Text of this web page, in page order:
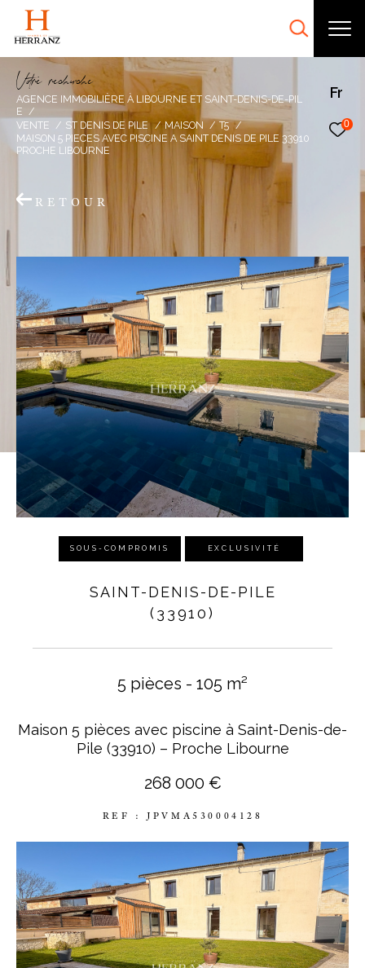
Fr
0
Vore recece
AGENCE IMMOBILIÈRE À LIBOURNE ET SAINT-DENIS-DE-PIL
E
VENTE
ST DENIS DE PILE MAISON
T5
MAISON 5 PIECES AVEC PISCINE A SAINT DENIS DE PILE 33910
PROCHE LIBOURNE
RETOUR
SOUS-COMPROMIS EXCLUSIVITÉ
SAINT-DENIS-DE-PILE
(33910)
5 pièces - 105 m²
Maison 5 pièces avec piscine à Saint-Denis-de-
Pile (33910) – Proche Libourne
268 000 €
REF : JPVMA530004128